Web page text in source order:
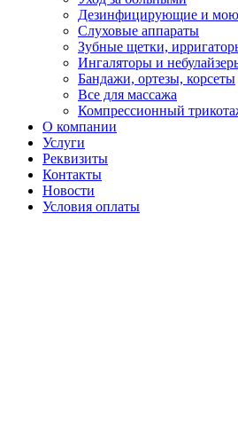
Дезинфицирующие и
Слуховые аппараты
Зубные щетки,
Ингаляторы и
Бандажи, ортезы, корсеты
Все для массажа
Компрессионный
О компании
Услуги
Реквизиты
Контакты
Новости
Условия оплаты